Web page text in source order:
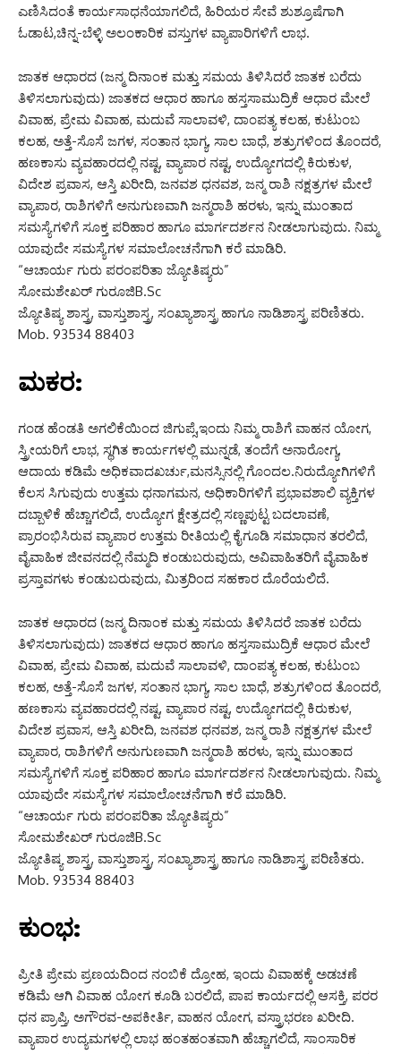
ಎಣಿಸಿದಂತೆ ಕಾರ್ಯಸಾಧನೆಯಾಗಲಿದೆ, ಹಿರಿಯರ ಸೇವೆ ಶುಶ್ರೂಷೆಗಾಗಿ
ಓಡಾಟ,ಚಿನ್ನ-ಬೆಳ್ಳಿ ಅಲಂಕಾರಿಕ ವಸ್ತುಗಳ ವ್ಯಾಪಾರಿಗಳಿಗೆ ಲಾಭ.
ಜಾತಕ ಆಧಾರದ (ಜನ್ಮ ದಿನಾಂಕ ಮತ್ತು ಸಮಯ ತಿಳಿಸಿದರೆ ಜಾತಕ ಬರೆದು
ತಿಳಿಸಲಾಗುವುದು) ಜಾತಕದ ಆಧಾರ ಹಾಗೂ ಹಸ್ತಸಾಮುದ್ರಿಕೆ ಆಧಾರ ಮೇಲೆ
ವಿವಾಹ, ಪ್ರೇಮ ವಿವಾಹ, ಮದುವೆ ಸಾಲಾವಳಿ, ದಾಂಪತ್ಯ ಕಲಹ, ಕುಟುಂಬ
ಕಲಹ, ಅತ್ತೆ-ಸೊಸೆ ಜಗಳ, ಸಂತಾನ ಭಾಗ್ಯ, ಸಾಲ ಬಾಧೆ, ಶತ್ರುಗಳಿಂದ ತೊಂದರೆ,
ಹಣಕಾಸು ವ್ಯವಹಾರದಲ್ಲಿ ನಷ್ಟ, ವ್ಯಾಪಾರ ನಷ್ಟ, ಉದ್ಯೋಗದಲ್ಲಿ ಕಿರುಕುಳ,
ವಿದೇಶ ಪ್ರವಾಸ, ಆಸ್ತಿ ಖರೀದಿ, ಜನವಶ ಧನವಶ, ಜನ್ಮ ರಾಶಿ ನಕ್ಷತ್ರಗಳ ಮೇಲೆ
ವ್ಯಾಪಾರ, ರಾಶಿಗಳಿಗೆ ಅನುಗುಣವಾಗಿ ಜನ್ಮರಾಶಿ ಹರಳು, ಇನ್ನು ಮುಂತಾದ
ಸಮಸ್ಯೆಗಳಿಗೆ ಸೂಕ್ತ ಪರಿಹಾರ ಹಾಗೂ ಮಾರ್ಗದರ್ಶನ ನೀಡಲಾಗುವುದು. ನಿಮ್ಮ
ಯಾವುದೇ ಸಮಸ್ಯೆಗಳ ಸಮಾಲೋಚನೆಗಾಗಿ ಕರೆ ಮಾಡಿರಿ.
“ಆಚಾರ್ಯ ಗುರು ಪರಂಪರಿತಾ ಜ್ಯೋತಿಷ್ಯರು”
ಸೋಮಶೇಖರ್ ಗುರೂಜಿB.Sc
ಜ್ಯೋತಿಷ್ಯ ಶಾಸ್ತ್ರ, ವಾಸ್ತುಶಾಸ್ತ್ರ, ಸಂಖ್ಯಾಶಾಸ್ತ್ರ ಹಾಗೂ ನಾಡಿಶಾಸ್ತ್ರ ಪರಿಣಿತರು.
Mob. 93534 88403
ಮಕರ:
ಗಂಡ ಹೆಂಡತಿ ಅಗಲಿಕೆಯಿಂದ ಜಿಗುಪ್ಸೆ,ಇಂದು ನಿಮ್ಮ ರಾಶಿಗೆ ವಾಹನ ಯೋಗ,
ಸ್ತ್ರೀಯರಿಗೆ ಲಾಭ, ಸ್ಥಗಿತ ಕಾರ್ಯಗಳಲ್ಲಿ ಮುನ್ನಡೆ, ತಂದೆಗೆ ಅನಾರೋಗ್ಯ,
ಆದಾಯ ಕಡಿಮೆ ಅಧಿಕವಾದಖರ್ಚು,ಮನಸ್ಸಿನಲ್ಲಿ ಗೊಂದಲ.ನಿರುದ್ಯೋಗಿಗಳಿಗೆ
ಕೆಲಸ ಸಿಗುವುದು ಉತ್ತಮ ಧನಾಗಮನ, ಅಧಿಕಾರಿಗಳಿಗೆ ಪ್ರಭಾವಶಾಲಿ ವ್ಯಕ್ತಿಗಳ
ದಬ್ಬಾಳಿಕೆ ಹೆಚ್ಚಾಗಲಿದೆ, ಉದ್ಯೋಗ ಕ್ಷೇತ್ರದಲ್ಲಿ ಸಣ್ಣಪುಟ್ಟ ಬದಲಾವಣೆ,
ಪ್ರಾರಂಭಿಸಿರುವ ವ್ಯಾಪಾರ ಉತ್ತಮ ರೀತಿಯಲ್ಲಿ ಕೈಗೂಡಿ ಸಮಾಧಾನ ತರಲಿದೆ,
ವೈವಾಹಿಕ ಜೀವನದಲ್ಲಿ ನೆಮ್ಮದಿ ಕಂಡುಬರುವುದು, ಅವಿವಾಹಿತರಿಗೆ ವೈವಾಹಿಕ
ಪ್ರಸ್ತಾವಗಳು ಕಂಡುಬರುವುದು, ಮಿತ್ರರಿಂದ ಸಹಕಾರ ದೊರೆಯಲಿದೆ.
ಜಾತಕ ಆಧಾರದ (ಜನ್ಮ ದಿನಾಂಕ ಮತ್ತು ಸಮಯ ತಿಳಿಸಿದರೆ ಜಾತಕ ಬರೆದು
ತಿಳಿಸಲಾಗುವುದು) ಜಾತಕದ ಆಧಾರ ಹಾಗೂ ಹಸ್ತಸಾಮುದ್ರಿಕೆ ಆಧಾರ ಮೇಲೆ
ವಿವಾಹ, ಪ್ರೇಮ ವಿವಾಹ, ಮದುವೆ ಸಾಲಾವಳಿ, ದಾಂಪತ್ಯ ಕಲಹ, ಕುಟುಂಬ
ಕಲಹ, ಅತ್ತೆ-ಸೊಸೆ ಜಗಳ, ಸಂತಾನ ಭಾಗ್ಯ, ಸಾಲ ಬಾಧೆ, ಶತ್ರುಗಳಿಂದ ತೊಂದರೆ,
ಹಣಕಾಸು ವ್ಯವಹಾರದಲ್ಲಿ ನಷ್ಟ, ವ್ಯಾಪಾರ ನಷ್ಟ, ಉದ್ಯೋಗದಲ್ಲಿ ಕಿರುಕುಳ,
ವಿದೇಶ ಪ್ರವಾಸ, ಆಸ್ತಿ ಖರೀದಿ, ಜನವಶ ಧನವಶ, ಜನ್ಮ ರಾಶಿ ನಕ್ಷತ್ರಗಳ ಮೇಲೆ
ವ್ಯಾಪಾರ, ರಾಶಿಗಳಿಗೆ ಅನುಗುಣವಾಗಿ ಜನ್ಮರಾಶಿ ಹರಳು, ಇನ್ನು ಮುಂತಾದ
ಸಮಸ್ಯೆಗಳಿಗೆ ಸೂಕ್ತ ಪರಿಹಾರ ಹಾಗೂ ಮಾರ್ಗದರ್ಶನ ನೀಡಲಾಗುವುದು. ನಿಮ್ಮ
ಯಾವುದೇ ಸಮಸ್ಯೆಗಳ ಸಮಾಲೋಚನೆಗಾಗಿ ಕರೆ ಮಾಡಿರಿ.
“ಆಚಾರ್ಯ ಗುರು ಪರಂಪರಿತಾ ಜ್ಯೋತಿಷ್ಯರು”
ಸೋಮಶೇಖರ್ ಗುರೂಜಿB.Sc
ಜ್ಯೋತಿಷ್ಯ ಶಾಸ್ತ್ರ, ವಾಸ್ತುಶಾಸ್ತ್ರ, ಸಂಖ್ಯಾಶಾಸ್ತ್ರ ಹಾಗೂ ನಾಡಿಶಾಸ್ತ್ರ ಪರಿಣಿತರು.
Mob. 93534 88403
ಕುಂಭ:
ಪ್ರೀತಿ ಪ್ರೇಮ ಪ್ರಣಯದಿಂದ ನಂಬಿಕೆ ದ್ರೋಹ, ಇಂದು ವಿವಾಹಕ್ಕೆ ಅಡಚಣೆ
ಕಡಿಮೆ ಆಗಿ ವಿವಾಹ ಯೋಗ ಕೂಡಿ ಬರಲಿದೆ, ಪಾಪ ಕಾರ್ಯದಲ್ಲಿ ಆಸಕ್ತಿ, ಪರರ
ಧನ ಪ್ರಾಪ್ತಿ, ಅಗೌರವ-ಅಪಕೀರ್ತಿ, ವಾಹನ ಯೋಗ, ವಸ್ತ್ರಾಭರಣ ಖರೀದಿ.
ವ್ಯಾಪಾರ ಉದ್ಯಮಗಳಲ್ಲಿ ಲಾಭ ಹಂತಹಂತವಾಗಿ ಹೆಚ್ಚಾಗಲಿದೆ, ಸಾಂಸಾರಿಕ